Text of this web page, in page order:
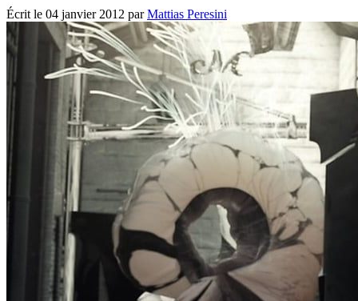
Écrit le 04 janvier 2012 parMattias Peresini